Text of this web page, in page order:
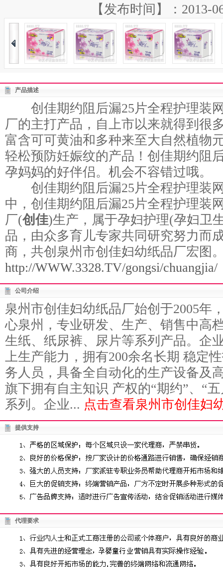
【发布时间】：2013-
产品描述
创佳期约阻后漏25片全程护理装
厂的主打产品，自上市以来就得到很
富含可可黄油和多种来至大自然植物
轻松预防妊娠纹的产品！创佳期约阻
孕妈妈的好伴侣。机会不容错过哦。
创佳期约阻后漏25片全程护理装
中，创佳期约阻后漏25片全程护理装
厂(创佳)生产，属于孕妇护理(孕妇卫
品，由众多育儿专家共同研究努力而
商，共创泉州市创佳妇幼纸品厂宏图
http://WWW.3328.TV/gongsi/chuangjia/
公司介绍
泉州市创佳妇幼纸品厂始创于2005年
心泉州，专业研发、生产、销售中高
生纸、纸尿裤、尿片等系列产品。企
上生产能力，拥有200余名长期 稳定
务人员，具备全自动化的生产设备及
旗下拥有自主知识 产权的“期约”、“
系列。企业... 点击查看泉州市创佳妇
提供支持
代理要求